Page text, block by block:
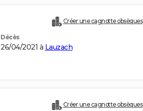
Créer une cagnotte obsèques
Décès
26/04/2021 à Lauzach
Créer une cagnotte obsèques